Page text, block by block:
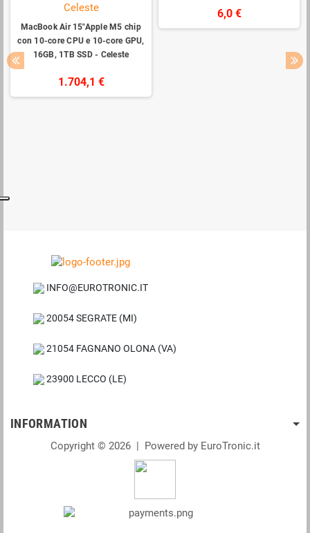
MacBook Air 15"Apple M5 chip
con 10-core CPU e 10-core GPU,
16GB, 1TB SSD - Celeste
1.704,1 €
6,0 €
INFO@EUROTRONIC.IT
20054 SEGRATE (MI)
21054 FAGNANO OLONA (VA)
23900 LECCO (LE)
INFORMATION
Copyright © 2026 | Powered by EuroTronic.it